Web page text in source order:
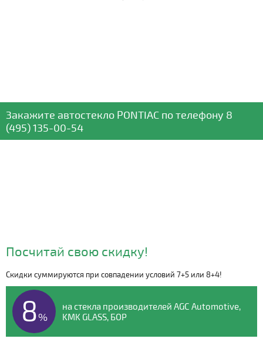
Закажите автостекло PONTIAC по телефону 8
(495) 135-00-54
Видео о компании
Посчитай свою скидку!
Скидки суммируются при совпадении условий 7+5 или 8+4!
8%
на стекла производителей AGC Automotive,
KMK GLASS, БОР